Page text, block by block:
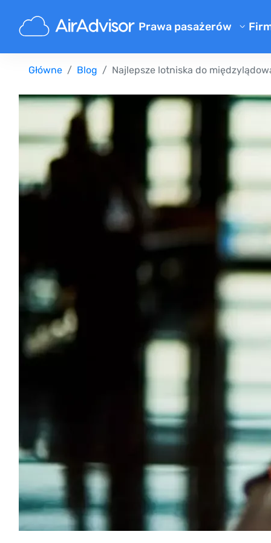
Prawa pasażerów
Kalkulator odszkodowania
Odszkodowanie za opóźniony
Odszkodowanie za odwołany
Odszkodowanie za odmowę
Reklamacje linii lotniczych
Strajk linii lotniczych
Regulacje
O
Główne Blog Najlepsze lotniska do